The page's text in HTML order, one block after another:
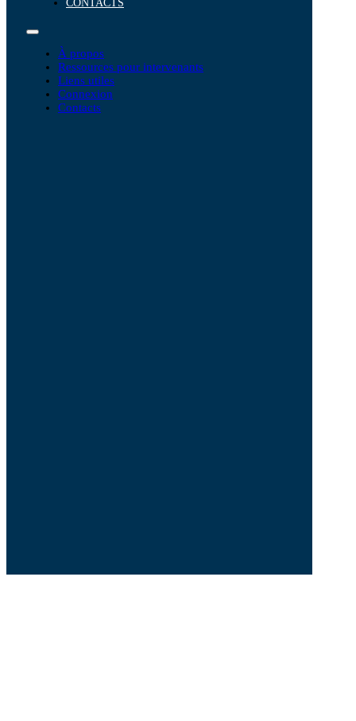
CONTACTS
À propos
Ressources pour intervenants
Liens utiles
Connexion
Contacts